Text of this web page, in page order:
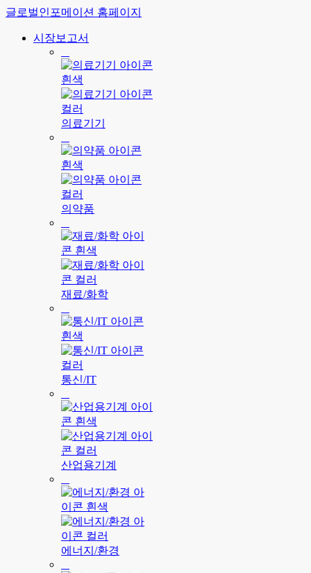
글로벌인포메이션 홈페이지
시장보고서
의료기기
의약품
재료/화학
통신/IT
산업용기계
에너지/환경